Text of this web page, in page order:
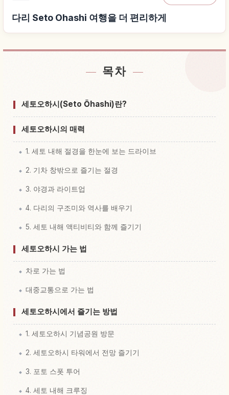
다리 Seto Ohashi 여행을 더 편리하게
다리 Seto Ohashi 근처 숙소 찾기
다리 Seto Ohashi 체험 찾기
목차
세토오하시(Seto Ōhashi)란?
세토오하시의 매력
1. 세토 내해 절경을 한눈에 보는 드라이브
2. 기차 창밖으로 즐기는 절경
3. 야경과 라이트업
4. 다리의 구조미와 역사를 배우기
5. 세토 내해 액티비티와 함께 즐기기
세토오하시 가는 법
차로 가는 법
대중교통으로 가는 법
세토오하시에서 즐기는 방법
1. 세토오하시 기념공원 방문
2. 세토오하시 타워에서 전망 즐기기
3. 포토 스폿 투어
4. 세토 내해 크루징